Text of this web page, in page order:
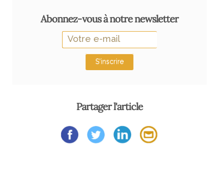
Partager l'article
Abonnez-vous à notre newsletter
S'inscrire